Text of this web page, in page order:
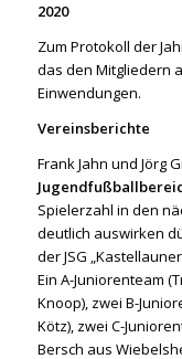
2020
Zum Protokoll der
das den Mitgliedern
Einwendungen.
Vereinsberichte
Frank Jahn und Jörg
Spielerzahl in den
deutlich auswirken
der JSG
Ein A-Juniorenteam
Knoop), zwei B-
Kötz), zwei C-
Bersch aus